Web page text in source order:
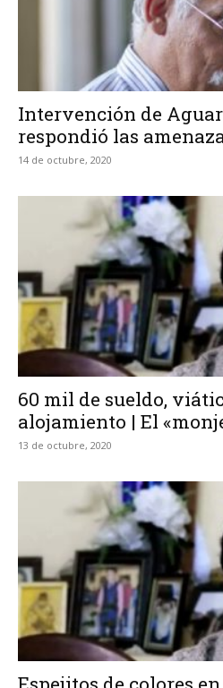
Intervención de
respondió las
14 de octubre, 2020
60 mil de sueldo,
alojamiento | El
13 de octubre, 2020